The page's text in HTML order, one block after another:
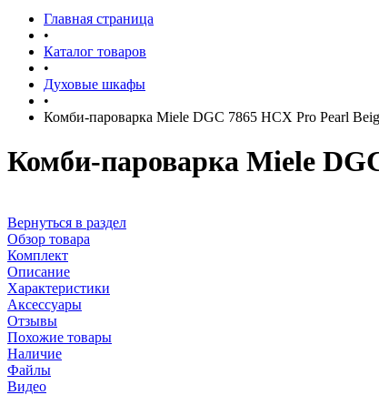
Главная страница
•
Каталог товаров
•
Духовые шкафы
•
Комби-пароварка Miele DGC 7865 HCX Pro Pearl
Комби-пароварка Miele
Вернуться в раздел
Обзор товара
Комплект
Описание
Характеристики
Аксессуары
Отзывы
Похожие товары
Наличие
Файлы
Видео